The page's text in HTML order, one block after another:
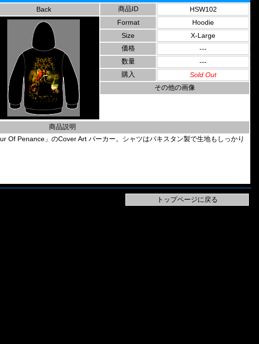
Back 商品ID
HSW102
Format
Hoodie
Size
X-Large
価格
---
数量
---
購入
Sold Out
その他の画像
商品説明
Of Penance」のCover Art パーカー。シャツはパキスタン製で生地もしっかり